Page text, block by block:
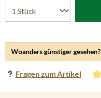
Woanders günstiger gesehen?
Fragen zum Artikel